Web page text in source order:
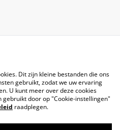
Dit zijn kleine bestanden die ons
gebruikt, zodat we uw ervaring
U kunt meer over deze cookies
door op "Cookie-instellingen"
raadplegen.